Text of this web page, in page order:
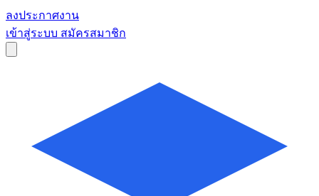
ลงประกาศงาน
เข้าสู่ระบบ สมัครสมาชิก